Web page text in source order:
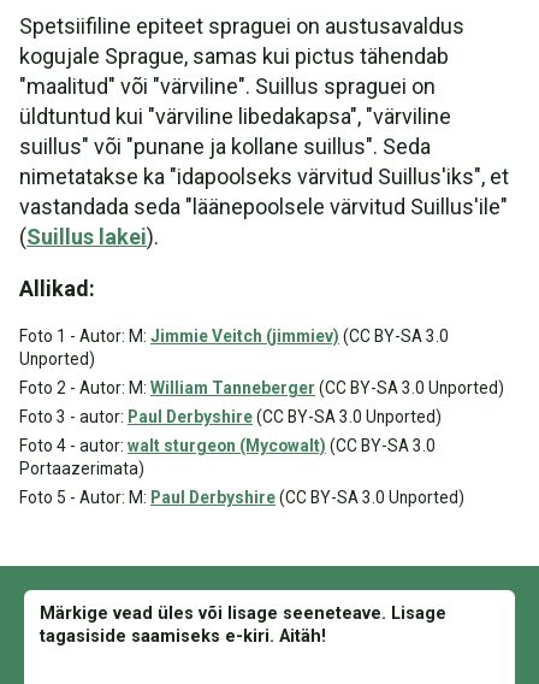
Spetsiifiline epiteet spraguei on austusavaldus
kogujale Sprague, samas kui pictus tähendab
"maalitud" või "värviline". Suillus spraguei on
üldtuntud kui "värviline libedakapsa", "värviline
suillus" või "punane ja kollane suillus". Seda
nimetatakse ka "idapoolseks värvitud Suillus'iks", et
vastandada seda "läänepoolsele värvitud Suillus'ile"
(Suillus lakei).
Allikad:
Foto 1 - Autor: M: Jimmie Veitch (jimmiev) (CC BY-SA 3.0
Unported)
Foto 2 - Autor: M: William Tanneberger (CC BY-SA 3.0 Unported)
Foto 3 - autor: Paul Derbyshire(CC BY-SA 3.0 Unported)
Foto 4 - autor: walt sturgeon (Mycowalt) (CC BY-SA 3.0
Portaazerimata)
Foto 5 - Autor: M: Paul Derbyshire(CC BY-SA 3.0 Unported)